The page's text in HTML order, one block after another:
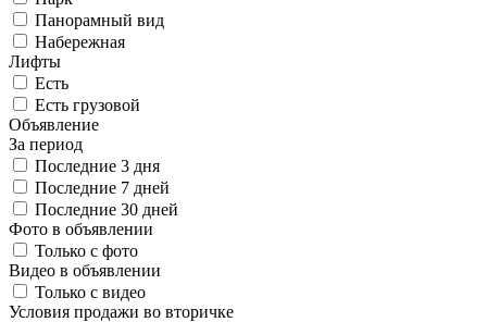
Панорамный вид
Набережная
Лифты
Есть
Есть грузовой
Объявление
За период
Последние 3 дня
Последние 7 дней
Последние 30 дней
Фото в объявлении
Только с фото
Видео в объявлении
Только с видео
Условия продажи во вторичке